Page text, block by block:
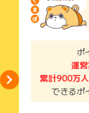
読みください。
お申し込みやお買
獲得待ち・獲得失
メールを送ってい
そのため、紛失・
ご注意ください。
得できませんので
ポ
運
累計900万人
できるポ